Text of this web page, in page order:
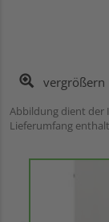
vergrößern
Abbildung dient der
Lieferumfang